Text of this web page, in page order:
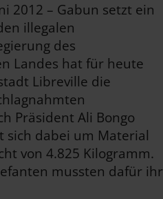
2012 – Gabun setzt ein
illegalen
des
Landes hat für heute
Libreville die
Präsident Ali Bongo
sich dabei um Material
von 4.825 Kilogramm.
mussten dafür ihr